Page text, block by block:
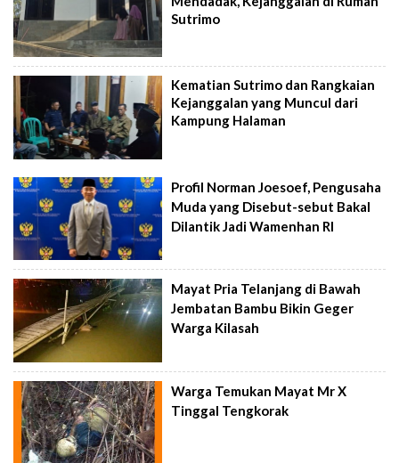
Sutrimo
Kematian Sutrimo dan Rangkaian
Kejanggalan yang Muncul dari
Kampung Halaman
Profil Norman Joesoef, Pengusaha
Muda yang Disebut-sebut Bakal
Dilantik Jadi Wamenhan RI
Mayat Pria Telanjang di Bawah
Jembatan Bambu Bikin Geger
Warga Kilasah
Warga Temukan Mayat Mr X
Tinggal Tengkorak